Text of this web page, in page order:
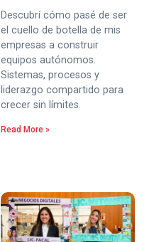
Descubrí cómo pasé de ser
el cuello de botella de mis
empresas a construir
equipos autónomos.
Sistemas, procesos y
liderazgo compartido para
crecer sin límites.
Read More »